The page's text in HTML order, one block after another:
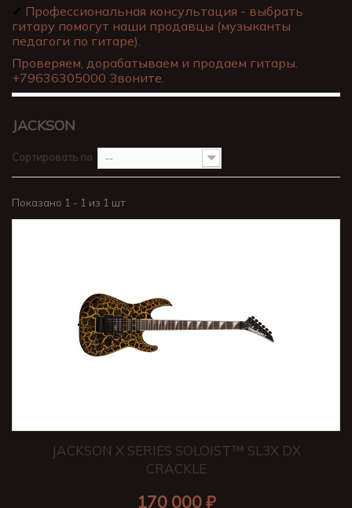
✔ Профессиональная консультация - выбрать
гитару помогут наши продавцы (музыканты
педагоги по гитаре).
Проверяем, дорабатываем и продаем гитары.
+79636305000 Звоните.
JACKSON
Сортировать по --
Показано 1 - 1 из 1 шт
JACKSON X SERIES SOLOIST™ SL3X DX
CRACKLE
170 000 ₽